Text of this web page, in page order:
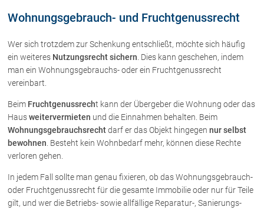
Mag. Raphaela Klotz
Rechtsnews
Publikationen
Paragraphen & Mehr
Medien
Vorarlberg Online
NOVUM
Fachliteratur
Wohnungsgebrauch- und Fruchtgenussrecht
Wer sich trotzdem zur Schenkung entschließt, möchte sich häufig
ein weiteres Nutzungsrecht sichern . Dies kann geschehen, indem
man ein Wohnungsgebrauchs- oder ein Fruchtgenussrecht
vereinbart.
Beim Fruchtgenussrecht kann der Übergeber die Wohnung oder das
Hausweitervermieten und die Einnahmen behalten. Beim
Wohnungsgebrauchsrechtdarf er das Objekt hingegen nur selbst
bewohnen . Besteht kein Wohnbedarf mehr, können diese Rechte
verloren gehen.
In jedem Fall sollte man genau fixieren, ob das Wohnungsgebrauch-
oder Fruchtgenussrecht für die gesamte Immobilie oder nur für Teile
gilt, und wer die Betriebs- sowie allfällige Reparatur-, Sanierungs-